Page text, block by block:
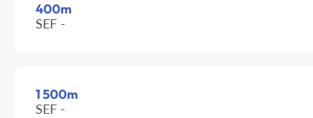
400m
SEF -
1 500m
SEF -